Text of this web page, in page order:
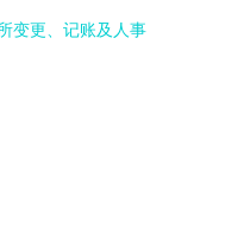
变更、记账及人事